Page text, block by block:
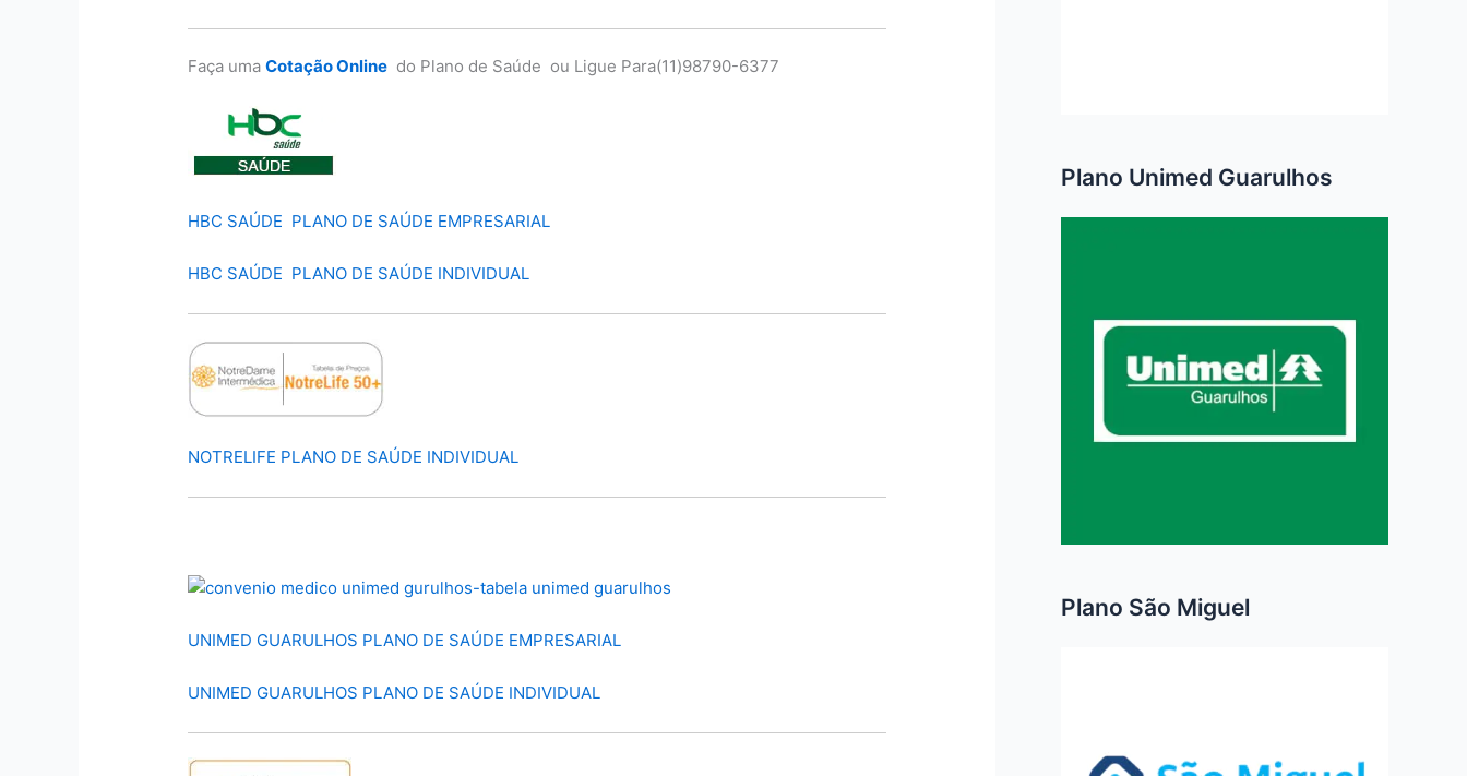
Faça umaCotação Online do Plano de Saúde ou Ligue Para(11)98790-6377
HBC SAÚDE PLANO DE SAÚDE EMPRESARIAL
HBC SAÚDE PLANO DE SAÚDE INDIVIDUAL
NOTRELIFE PLANO DE SAÚDE INDIVIDUAL
UNIMED GUARULHOS PLANO DE SAÚDE EMPRESARIAL
UNIMED GUARULHOS PLANO DE SAÚDE INDIVIDUAL
Plano Unimed Guarulhos
Plano São Miguel